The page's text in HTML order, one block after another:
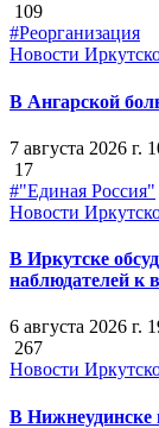
109
#Реорганизация
Новости
В Ангарской
7 августа 2026 г.
17
#"Единая Россия"
Новости
В Иркутске
наблюдателей к
6 августа 2026 г.
267
Новости
В Нижнеудинске